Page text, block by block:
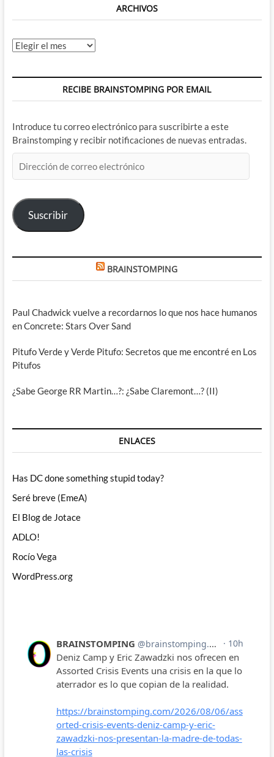
ARCHIVOS
Archivos
RECIBE BRAINSTOMPING POR EMAIL
Introduce tu correo electrónico para suscribirte a este
Brainstomping y recibir notificaciones de nuevas entradas.
de
electrónico
Suscribir
BRAINSTOMPING
Paul Chadwick vuelve a recordarnos lo que nos hace humanos
en Concrete: Stars Over Sand
Pitufo Verde y Verde Pitufo: Secretos que me encontré en Los
Pitufos
¿Sabe George RR Martin…?: ¿Sabe Claremont…? (II)
ENLACES
Has DC done something stupid today?
Seré breve (EmeA)
El Blog de Jotace
ADLO!
Rocío Vega
WordPress.org